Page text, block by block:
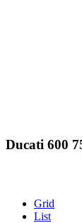
Ducati 600
Grid
List